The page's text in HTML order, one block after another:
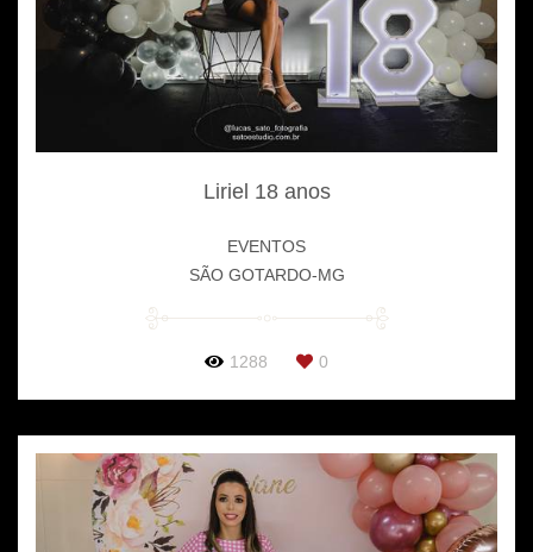
Liriel 18 anos
EVENTOS
SÃO GOTARDO-MG
1288 0